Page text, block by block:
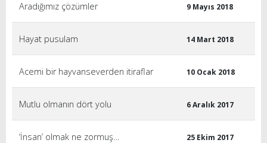
Aradığımız çözümler 9 Mayıs 2018
Hayat pusulam 14 Mart 2018
Acemi bir hayvanseverden itiraflar 10 Ocak 2018
Mutlu olmanın dört yolu 6 Aralık 2017
‘İnsan’ olmak ne zormuş… 25 Ekim 2017